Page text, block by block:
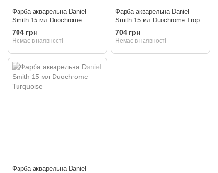
Фарба акварельна Daniel
Smith 15 мл Duochrome
Saguaro Green
704 грн
Немає в наявності
Фарба акварельна Daniel
Smith 15 мл Duochrome Tropic
Sunrise
704 грн
Немає в наявності
Фарба акварельна Daniel